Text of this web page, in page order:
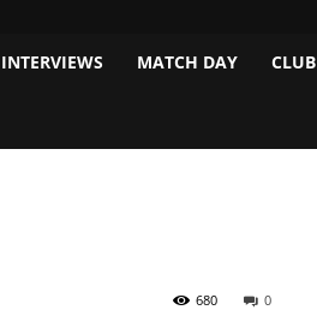
INTERVIEWS MATCH DAY CLUB
0
680